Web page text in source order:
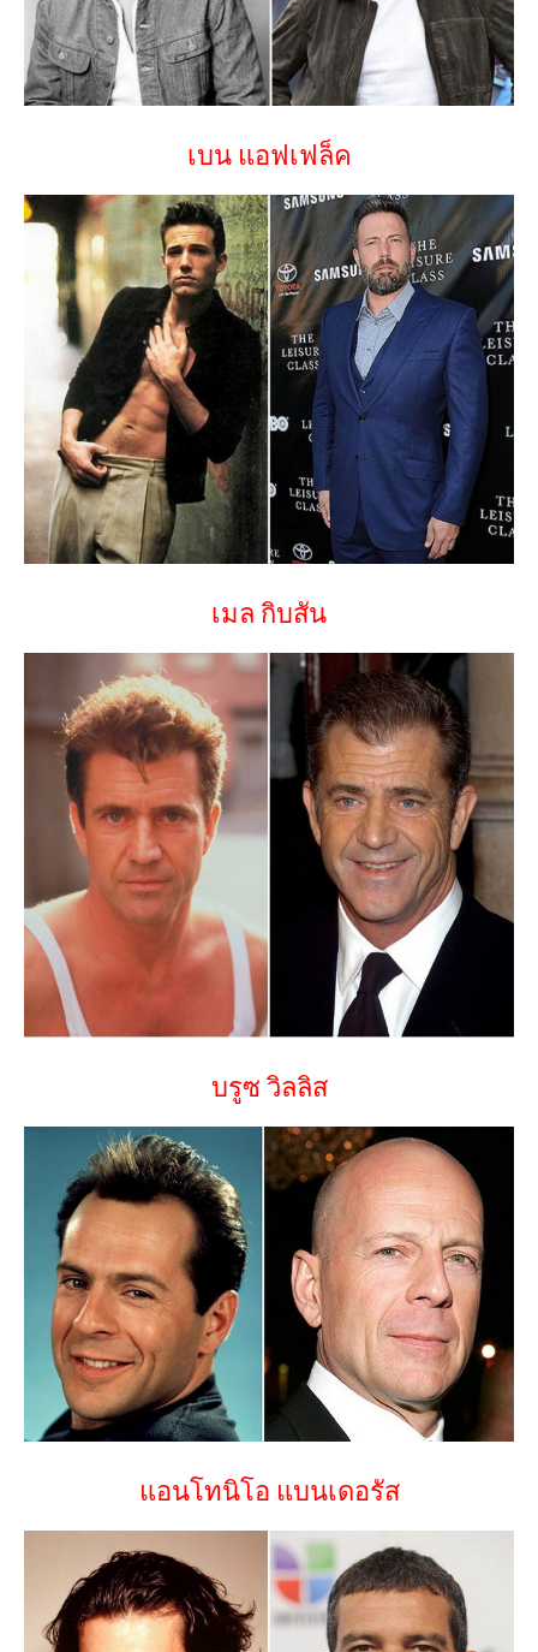
เบน แอฟเฟล็ค
เมล กิบสัน
บรูซ วิลลิส
แอนโทนิโอ แบนเดอรัส